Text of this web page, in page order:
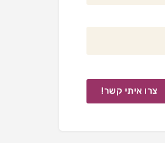
צרו איתי קשר!